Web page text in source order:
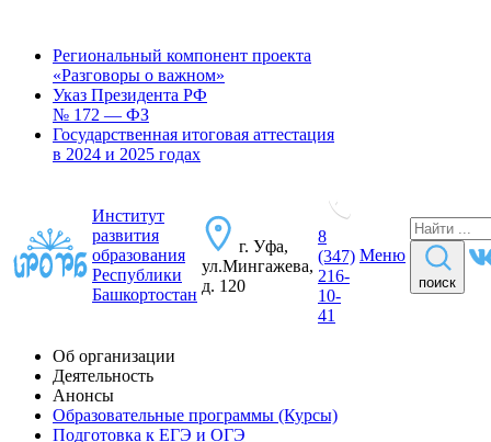
Региональный компонент проекта
«Разговоры о важном»
Указ Президента РФ
№ 172 — ФЗ
Государственная итоговая аттестация
в 2024 и 2025 годах
Институт
развития
образования
Республики
Башкортостан
г. Уфа,
ул.Мингажева,
д. 120
8
(347)
216-
10-
41
Меню
поиск
Об организации
Деятельность
Анонсы
Образовательные программы (Курсы)
Подготовка к ЕГЭ и ОГЭ